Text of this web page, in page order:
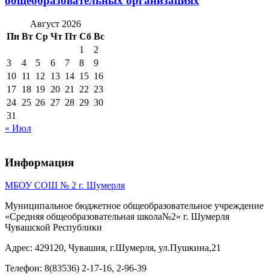
Август 2026
Пн Вт Ср Чт Пт Сб Вс
1
2
3
4 5 6 7 8
9
10 11 12 13 14 15 16
17 18 19 20 21 22 23
24 25 26 27 28 29 30
31
« Июл
Информация
МБОУ СОШ № 2 г. Шумерля
Муниципальное бюджетное общеобразовательное учреждение
«Средняя общеобразовательная школа№2» г. Шумерля
Чувашской Республики
Адрес: 429120, Чувашия, г.Шумерля, ул.Пушкина,21
Телефон: 8(83536) 2-17-16, 2-96-39